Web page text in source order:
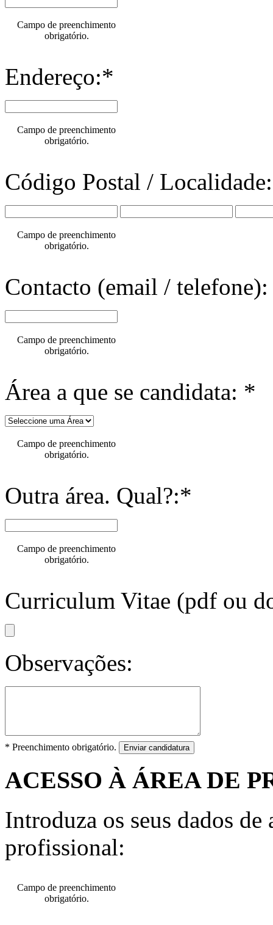
Campo de preenchimento
obrigatório.
Endereço:*
Campo de preenchimento
obrigatório.
Código Postal /
Campo de preenchimento
obrigatório.
Contacto (email /
Campo de preenchimento
obrigatório.
Área a que se candidata: *
Campo de preenchimento
obrigatório.
Outra área. Qual?:*
Campo de preenchimento
obrigatório.
Curriculum Vitae (pdf ou
Observações:
* Preenchimento obrigatório. Enviar candidatura
ACESSO À ÁREA DE
Introduza os seus dados de
profissional:
Campo de preenchimento
obrigatório.